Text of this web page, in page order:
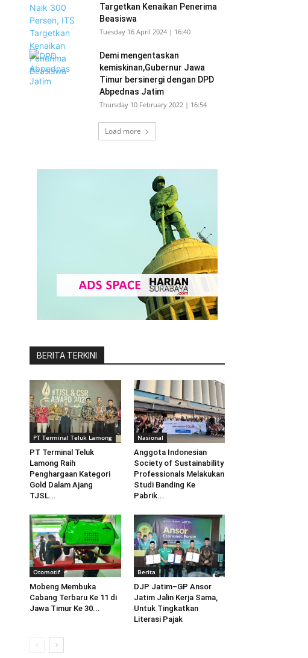
Targetkan Kenaikan Penerima
Beasiswa
Tuesday 16 April 2024 | 16:40
Demi mengentaskan
kemiskinan,Gubernur Jawa
Timur bersinergi dengan DPD
Abpednas Jatim
Thursday 10 February 2022 | 16:54
Load more
BERITA TERKINI
PT Terminal Teluk Lamong
PT Terminal Teluk
Lamong Raih
Penghargaan Kategori
Gold Dalam Ajang
TJSL...
Nasional
Anggota Indonesian
Society of Sustainability
Professionals Melakukan
Studi Banding Ke
Pabrik...
Otomotif
Mobeng Membuka
Cabang Terbaru Ke 11 di
Jawa Timur Ke 30...
Berita
DJP Jatim–GP Ansor
Jatim Jalin Kerja Sama,
Untuk Tingkatkan
Literasi Pajak